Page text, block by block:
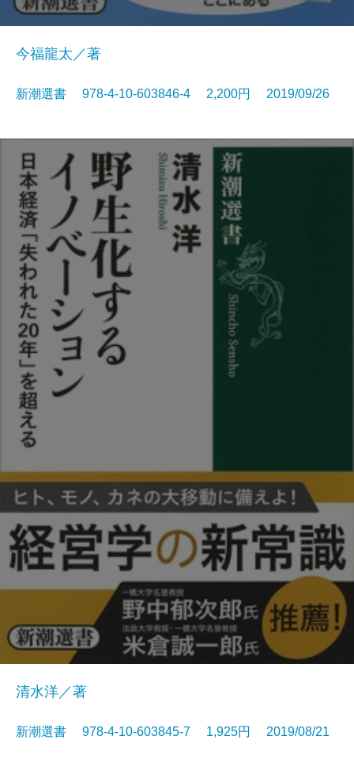
今福龍太／著
新潮選書 978-4-10-603846-4 2,200円 2019/09/26
清水洋／著
新潮選書 978-4-10-603845-7 1,925円 2019/08/21